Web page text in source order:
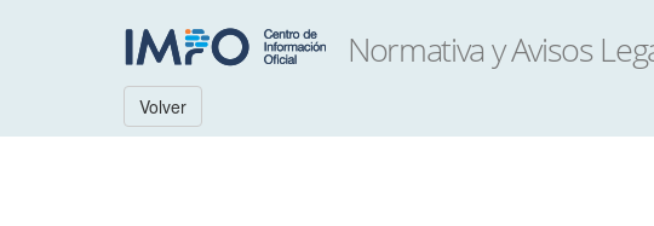
Volver